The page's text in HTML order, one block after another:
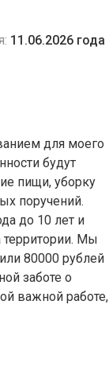
11.06.2026 года
для моего
будут
пищи, уборку
поручений.
до 10 лет и
территории. Мы
80000 рублей
заботе о
важной работе,